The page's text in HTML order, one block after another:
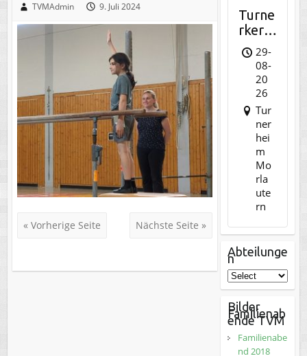
TVMAdmin 9. Juli 2024
« Vorherige Seite Nächste Seite »
Turne
rkerw
e
29-
08-
20
26
Tur
ner
hei
m
Mo
rla
ute
rn
Abteilunge
n
Bilder
Familienab
ende TVM
Familienabe
nd 2018